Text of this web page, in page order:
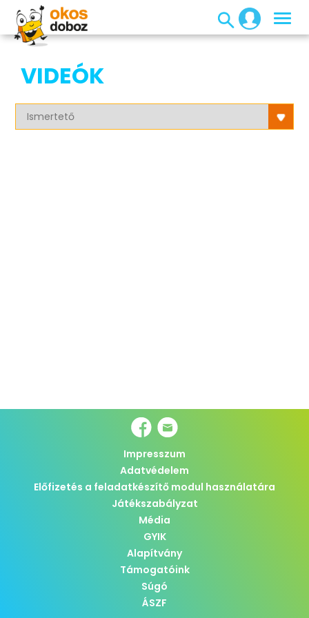
VIDEÓK
Impresszum
Adatvédelem
Előfizetés a feladatkészítő modul használatára
Játékszabályzat
Média
GYIK
Alapítvány
Támogatóink
Súgó
ÁSZF